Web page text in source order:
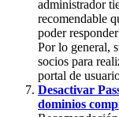
administrador
recomendable
poder responder
Por lo general,
socios para
portal de
Desactivar
dominios